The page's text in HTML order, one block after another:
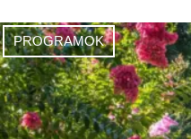
PROGRAMOK